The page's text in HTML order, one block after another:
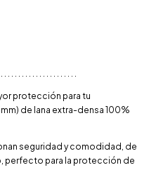
. . . . . . . . . . . . . . . . . . . . .
protección para tu
de lana extra-densa 100%
seguridad y comodidad, de
perfecto para la protección de